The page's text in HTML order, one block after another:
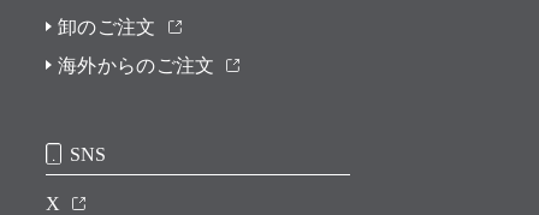
卸のご注文
海外からのご注文
SNS
X